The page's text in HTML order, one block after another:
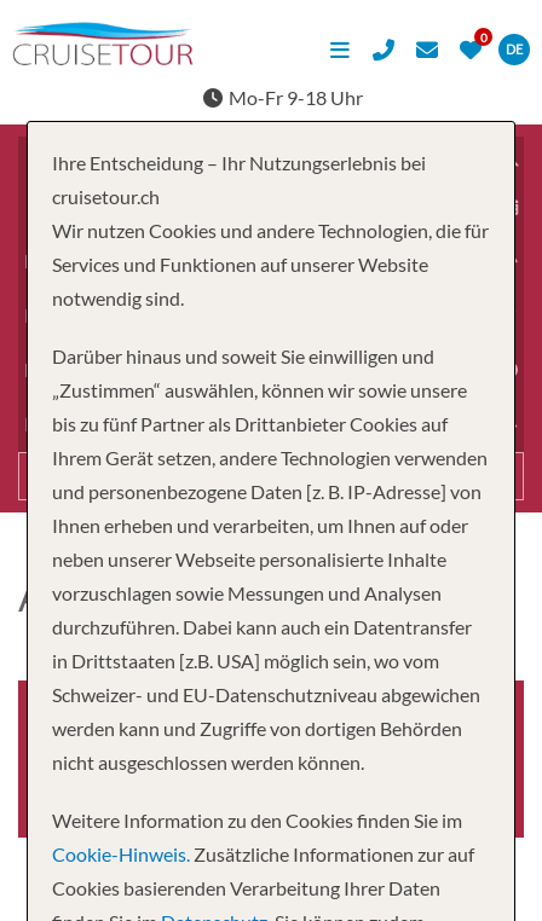
DE
Mo-Fr 9-18 Uhr
Erwachsene
Kinder
Dauer
Reiseart
AQUA BLU
Baujahr
Ihre Entscheidung – Ihr Nutzungserlebnis bei
cruisetour.ch
Wir nutzen Cookies und andere Technologien, die für
Services und Funktionen auf unserer Website
notwendig sind.
Darüber hinaus und soweit Sie einwilligen und
„Zustimmen“ auswählen, können wir sowie unsere
bis zu fünf Partner als Drittanbieter Cookies auf
Ihrem Gerät setzen, andere Technologien verwenden
und personenbezogene Daten [z. B. IP-Adresse] von
Ihnen erheben und verarbeiten, um Ihnen auf oder
neben unserer Webseite personalisierte Inhalte
vorzuschlagen sowie Messungen und Analysen
durchzuführen. Dabei kann auch ein Datentransfer
in Drittstaaten [z.B. USA] möglich sein, wo vom
Schweizer- und EU-Datenschutzniveau abgewichen
werden kann und Zugriffe von dortigen Behörden
nicht ausgeschlossen werden können.
Weitere Information zu den Cookies finden Sie im
Cookie-Hinweis. Zusätzliche Informationen zur auf
Cookies basierenden Verarbeitung Ihrer Daten